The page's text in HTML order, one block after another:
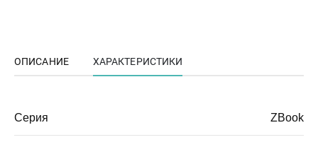
ОПИСАНИЕ ХАРАКТЕРИСТИКИ
Серия ZBook